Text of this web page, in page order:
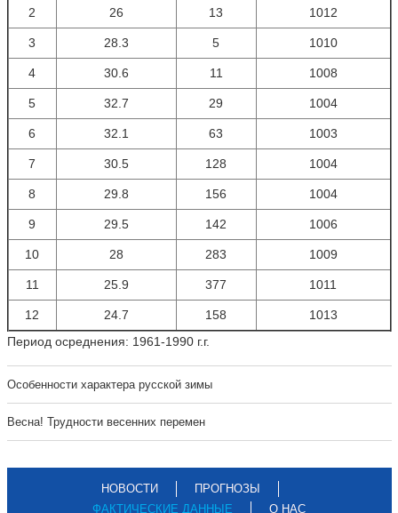
2 26 13 1012
3 28.3 5 1010
4 30.6 11 1008
5 32.7 29 1004
6 32.1 63 1003
7 30.5 128 1004
8 29.8 156 1004
9 29.5 142 1006
10 28 283 1009
11 25.9 377 1011
12 24.7 158
1013
Период осреднения: 1961-1990 г.г.
Особенности характера русской зимы
Весна! Трудности весенних перемен
НОВОСТИ
ПРОГНОЗЫ
ФАКТИЧЕСКИЕ ДАННЫЕ
О НАС